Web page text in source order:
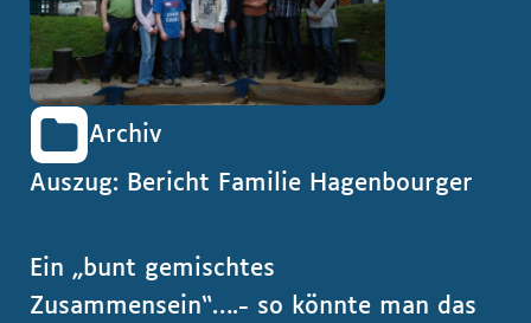
Archiv
Auszug: Bericht Familie Hagenbourger
Ein „bunt gemischtes
Zusammensein“….- so könnte man das